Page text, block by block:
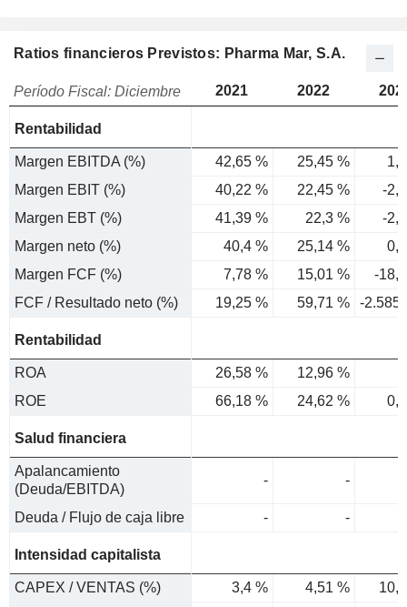
Ratios financieros Previstos: Pharma Mar, S.A.
Período Fiscal: Diciembre 2021 2022
Rentabilidad
Margen EBITDA (%) 42,65 % 25,45 %
Margen EBIT (%)
40,22 % 22,45 %
-
Margen EBT (%)
41,39 % 22,3 %
-
Margen neto (%)
40,4 % 25,14 %
Margen FCF (%)
7,78 % 15,01 %
-
FCF / Resultado neto (%)
19,25 % 59,71 % -
Rentabilidad
ROA 26,58 %
12,96 %
ROE
66,18 % 24,62 %
Salud financiera
Apalancamiento
(Deuda/EBITDA)
- -
Deuda / Flujo de caja libre - -
Intensidad capitalista
CAPEX / VENTAS (%) 3,4 % 4,51 %